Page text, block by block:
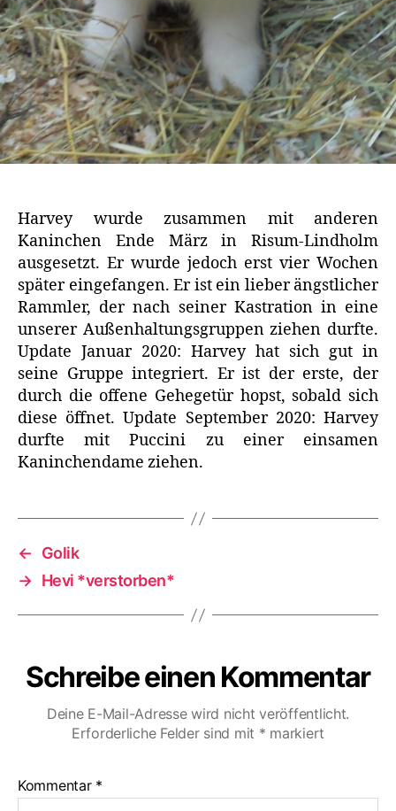
Harvey wurde zusammen mit anderen
Kaninchen Ende März in Risum-Lindholm
ausgesetzt. Er wurde jedoch erst vier Wochen
später eingefangen. Er ist ein lieber ängstlicher
Rammler, der nach seiner Kastration in eine
unserer Außenhaltungsgruppen ziehen durfte.
Update Januar 2020: Harvey hat sich gut in
seine Gruppe integriert. Er ist der erste, der
durch die offene Gehegetür hopst, sobald sich
diese öffnet. Update September 2020: Harvey
durfte mit Puccini zu einer einsamen
Kaninchendame ziehen.
←
Golik
→ Hevi *verstorben*
Schreibe einen Kommentar
Deine E-Mail-Adresse wird nicht veröffentlicht.
Erforderliche Felder sind mit * markiert
Kommentar *